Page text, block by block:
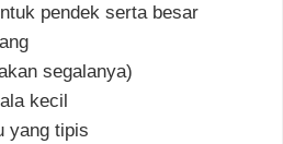
pendek serta besar
segalanya)
kecil
yang tipis